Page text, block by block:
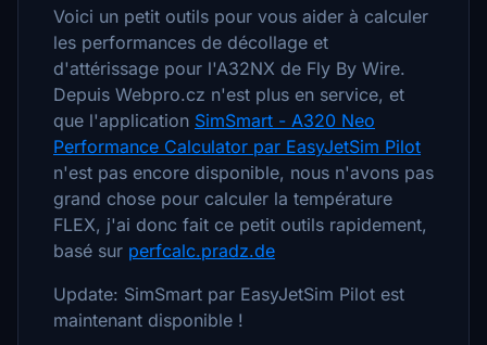
Voici un petit outils pour vous aider à calculer
les performances de décollage et
d'attérissage pour l'A32NX de Fly By Wire.
Depuis Webpro.cz n'est plus en service, et
que l'application SimSmart - A320 Neo
Performance Calculator par EasyJetSim Pilot
n'est pas encore disponible, nous n'avons pas
grand chose pour calculer la température
FLEX, j'ai donc fait ce petit outils rapidement,
basé sur perfcalc.pradz.de
Update: SimSmart par EasyJetSim Pilot est
maintenant disponible !